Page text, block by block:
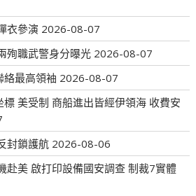
衣參演 2026-08-07
殉職武警身分曝光 2026-08-07
絡最高領袖 2026-08-07
美受制 商船進出皆經伊領海 收費安
封鎖護航 2026-08-06
赴美 啟打印設備國安調查 制裁7實體